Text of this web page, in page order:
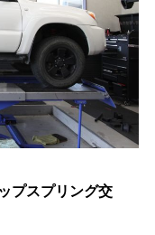
プスプリング交